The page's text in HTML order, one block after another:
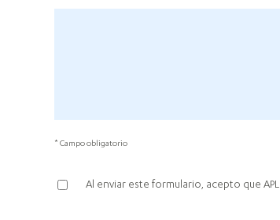
* Campo obligatorio
Al enviar este formulario, acepto que